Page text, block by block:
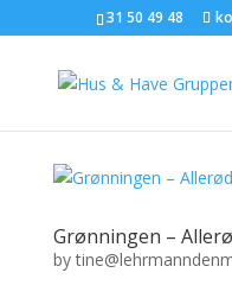
31 50 49 48
Grønningen –
by